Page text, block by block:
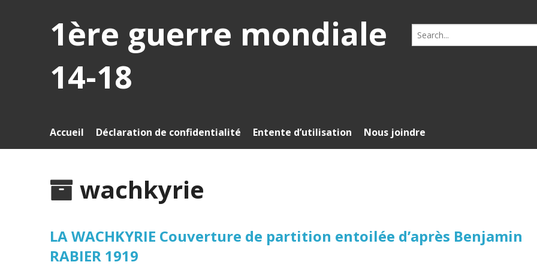
1ère guerre mondiale
14-18
Search
for:
Accueil Déclaration de confidentialité Entente d’utilisation Nous joindre
wachkyrie
LA WACHKYRIE Couverture de partition entoilée d’après Benjamin
RABIER 1919